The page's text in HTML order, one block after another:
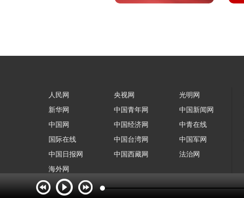
人民网
新华网
中国网
国际在线
中国日报网
海外网
央视网
中国青年网
中国经济网
中国台湾网
中国西藏网
光明网
中国新闻网
中青在线
中国军网
法治网